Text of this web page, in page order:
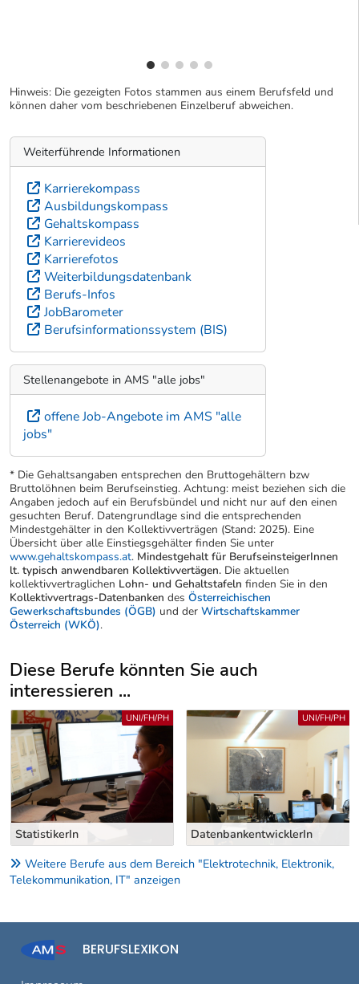
Hinweis: Die gezeigten Fotos stammen aus einem Berufsfeld und
können daher vom beschriebenen Einzelberuf abweichen.
Weiterführende Informationen
Karrierekompass
Ausbildungskompass
Gehaltskompass
Karrierevideos
Karrierefotos
Weiterbildungsdatenbank
Berufs-Infos
JobBarometer
Berufsinformationssystem (BIS)
Stellenangebote in AMS "alle jobs"
offene Job-Angebote im AMS "alle
jobs"
* Die Gehaltsangaben entsprechen den Bruttogehältern bzw
Bruttolöhnen beim Berufseinstieg. Achtung: meist beziehen sich die
Angaben jedoch auf ein Berufsbündel und nicht nur auf den einen
gesuchten Beruf. Datengrundlage sind die entsprechenden
Mindestgehälter in den Kollektivverträgen (Stand: 2025). Eine
Übersicht über alle Einstiegsgehälter finden Sie unter
www.gehaltskompass.at. Mindestgehalt für BerufseinsteigerInnen
lt. typisch anwendbaren Kollektivvertägen. Die aktuellen
kollektivvertraglichen Lohn- und Gehaltstafeln finden Sie in den
Kollektivvertrags-Datenbanken des Österreichischen
Gewerkschaftsbundes (ÖGB) und der Wirtschaftskammer
Österreich (WKÖ).
Diese Berufe könnten Sie auch
interessieren ...
Uber weitere Berufsvorschläge
StatistikerIn
UNI/FH/PH
DatenbankentwicklerIn
UNI/FH/PH
Weitere Berufe aus dem Bereich "Elektrotechnik, Elektronik,
Telekommunikation, IT" anzeigen
BERUFSLEXIKON